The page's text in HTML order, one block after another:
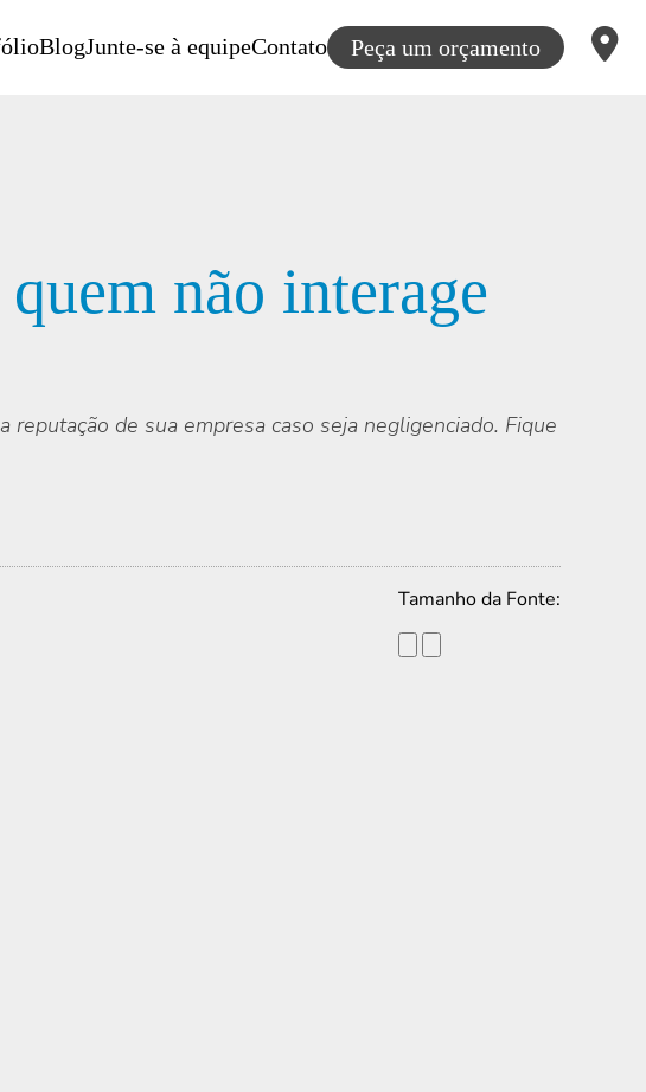
BlogJunte-se à equipeContato Peça um orçamento
não interage
de sua empresa caso seja negligenciado. Fique
Tamanho da Fonte: